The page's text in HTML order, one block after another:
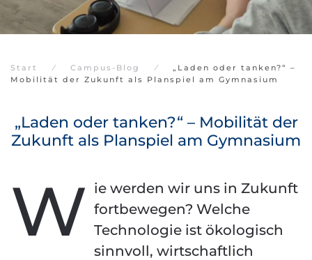
Start Campus-Blog
„Laden oder tanken?“ –
Mobilität der Zukunft als Planspiel am Gymnasium
„Laden oder tanken?“ – Mobilität der
Zukunft als Planspiel am Gymnasium
W ie werden wir uns in Zukunft
fortbewegen? Welche
Technologie ist ökologisch
sinnvoll, wirtschaftlich